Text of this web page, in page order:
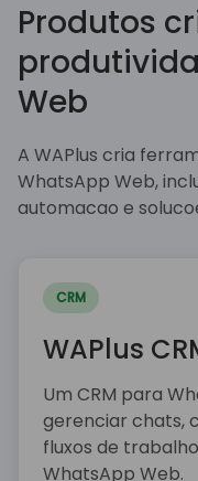
Produtos
Web
A WAPlus cria
WhatsApp Web,
automacao e
CRM
WAPlus
Um CRM para
gerenciar chats,
fluxos de
WhatsApp Web.